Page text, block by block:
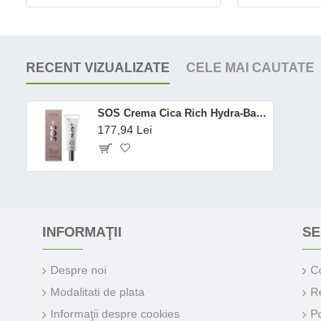
RECENT VIZUALIZATE CELE MAI CAUTATE
SOS Crema Cica Rich Hydra-Barrier (40 ml), Madara
177,94 Lei
INFORMAŢII
Despre noi
Modalitati de plata
Informaţii despre cookies